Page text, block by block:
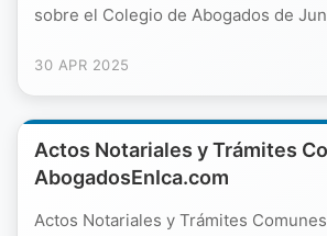
sobre el Colegio de Abogados de
30 APR 2025
Actos Notariales y Trámites
AbogadosEnIca.com
Actos Notariales y Trámites